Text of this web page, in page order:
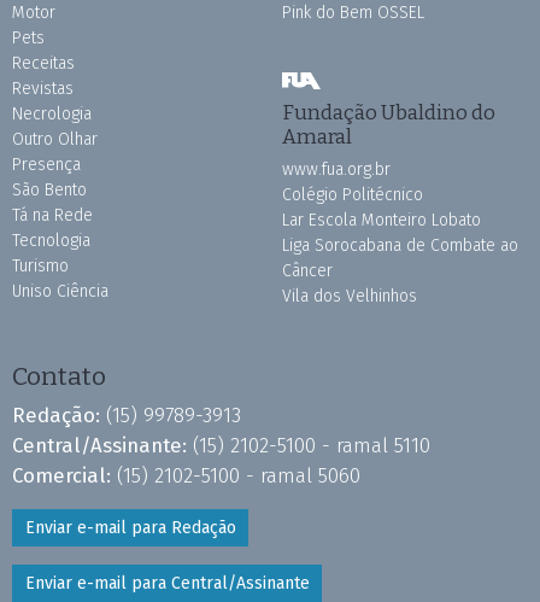
Motor
Pets
Receitas
Revistas
Necrologia
Outro Olhar
Presença
São Bento
Tá na Rede
Tecnologia
Turismo
Uniso Ciência
Pink do Bem OSSEL
Fundação Ubaldino do
Amaral
www.fua.org.br
Colégio Politécnico
Lar Escola Monteiro Lobato
Liga Sorocabana de Combate ao
Câncer
Vila dos Velhinhos
Contato
Redação: (15) 99789-3913
Central/Assinante: (15) 2102-5100 - ramal 5110
Comercial: (15) 2102-5100 - ramal 5060
Enviar e-mail para Redação
Enviar e-mail para Central/Assinante